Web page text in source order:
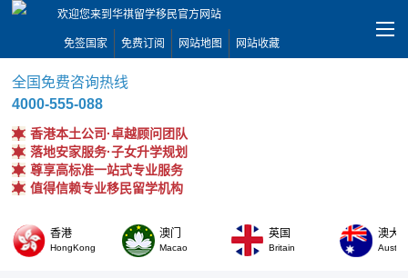
欢迎您来到华祺留学移民官方网站
免签国家 免费订阅 网站地图 网站收藏
全国免费咨询热线
4000-555-088
香港本土公司·卓越顾问团队
落地安家服务·子女升学规划
尊享高标准一站式专业服务
值得信赖专业移民留学机构
香港
HongKong
澳门
Macao
英国
Britain
澳大